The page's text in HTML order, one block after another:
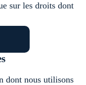
sur les droits dont
dont nous utilisons